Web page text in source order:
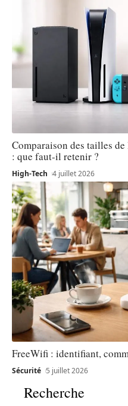
Comparaison des tailles de
: que faut-il retenir ?
High-Tech 4 juillet 2026
FreeWifi : identifiant,
Sécurité 5 juillet 2026
Recherche